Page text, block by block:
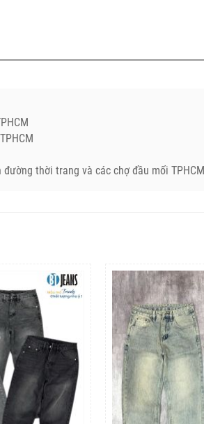
thời trang và các chợ đầu mối TPHCM